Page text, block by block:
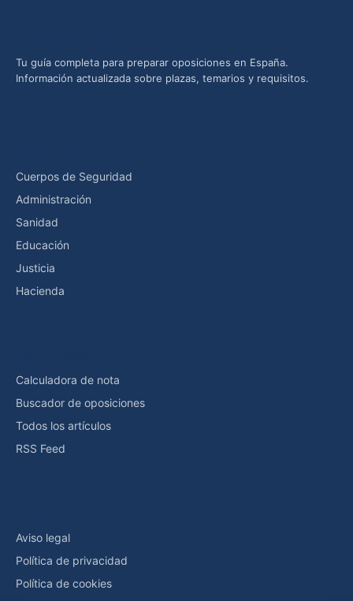
Tu guía completa para preparar oposiciones en España.
Información actualizada sobre plazas, temarios y requisitos.
Cuerpos de Seguridad
Administración
Sanidad
Educación
Justicia
Hacienda
Calculadora de nota
Buscador de oposiciones
Todos los artículos
RSS Feed
Aviso legal
Política de privacidad
Política de cookies